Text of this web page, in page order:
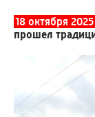
18 октября
прошел